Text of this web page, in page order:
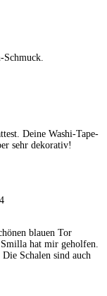
Schmuck.
Deine Washi-Tape-
sehr dekorativ!
blauen Tor
hat mir geholfen.
Schalen sind auch